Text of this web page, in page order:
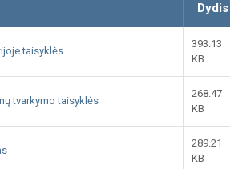
Dydis
taisyklės
393.13
KB
tvarkymo taisyklės
268.47
KB
289.21
KB